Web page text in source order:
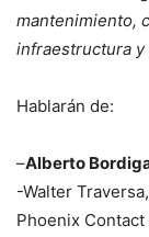
mantenimiento,
infraestructura
Hablarán de:
–Alberto
-Walter
Phoenix Contact